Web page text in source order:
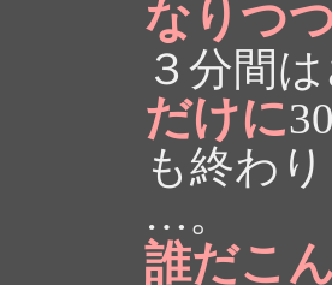
なりつ
３分間
だけに
も終わり
…。
誰だこ